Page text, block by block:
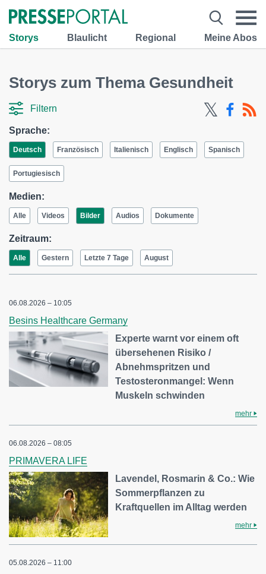
Storys Blaulicht Regional Meine Abos
Storys zum Thema Gesundheit
Filtern
Sprache:
Deutsch Französisch Italienisch Englisch Spanisch
Portugiesisch
Medien:
Alle Videos Bilder Audios Dokumente
Zeitraum:
Alle Gestern Letzte 7 Tage August
06.08.2026 – 10:05
Besins Healthcare Germany
Experte warnt vor einem oft
übersehenen Risiko /
Abnehmspritzen und
Testosteronmangel: Wenn
Muskeln schwinden
mehr
06.08.2026 – 08:05
PRIMAVERA LIFE
Lavendel, Rosmarin & Co.: Wie
Sommerpflanzen zu
Kraftquellen im Alltag werden
mehr
05.08.2026 – 11:00